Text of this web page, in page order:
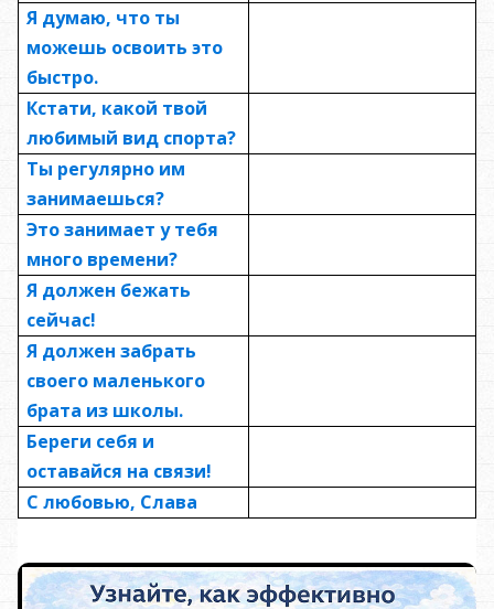
Я думаю, что ты
можешь освоить это
быстро.
Кстати, какой твой
любимый вид спорта?
Ты регулярно им
занимаешься?
Это занимает у тебя
много времени?
Я должен бежать
сейчас!
Я должен забрать
своего маленького
брата из школы.
Береги себя и
оставайся на связи!
С любовью, Слава